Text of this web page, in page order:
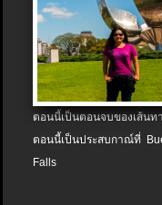
ตอนนี้เป็นตอนจบของเส้นท
ตอนนี้เป็นประสบกาณ์ที่
Falls